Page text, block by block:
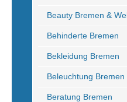
Beauty Bremen &
Behinderte Bremen
Bekleidung Bremen
Beleuchtung
Beratung Bremen